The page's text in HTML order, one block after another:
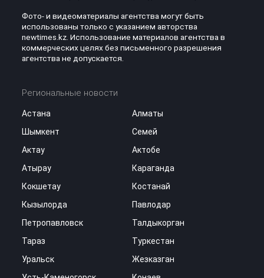
Фото- и видеоматериалы агентства могут быть
использованы только с указанием авторства
newtimes.kz. Использование материалов агентства в
коммерческих целях без письменного разрешения
агентства не допускается.
Региональные новости
Астана
Алматы
Шымкент
Семей
Актау
Актобе
Атырау
Караганда
Кокшетау
Костанай
Кызылорда
Павлодар
Петропавловск
Талдыкорган
Тараз
Туркестан
Уральск
Жезказган